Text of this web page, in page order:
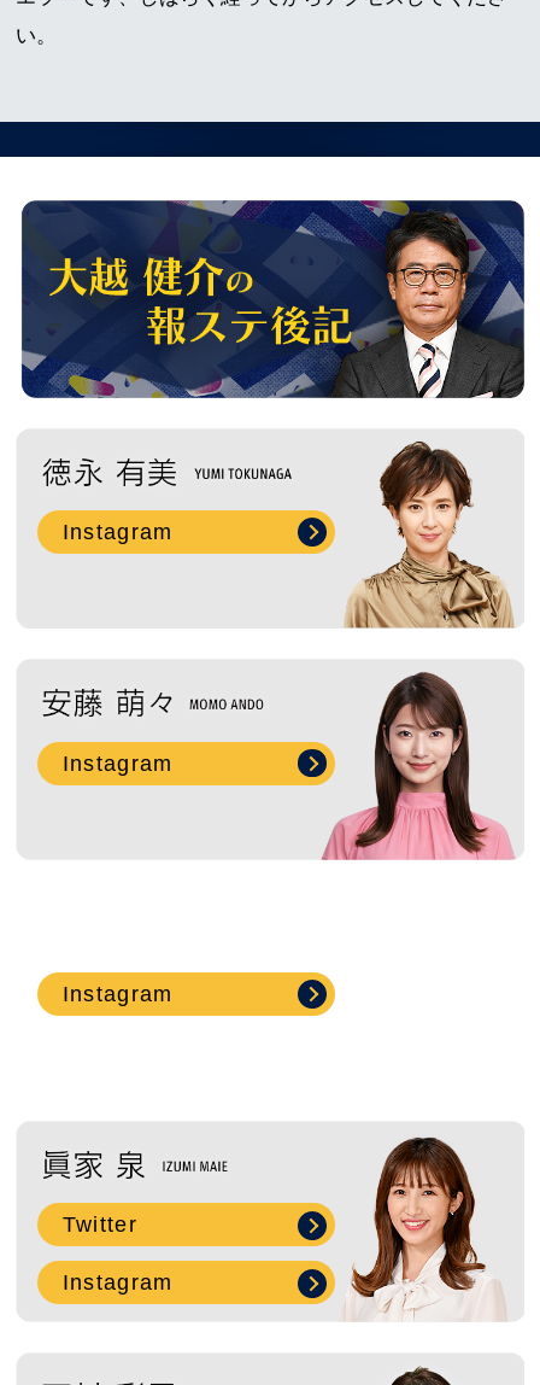
い。
Instagram
Instagram
Instagram
Twitter
Instagram